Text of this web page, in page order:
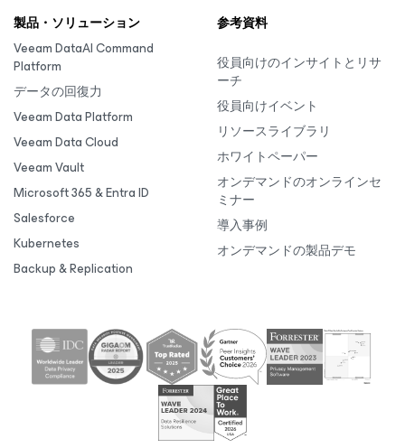
製品・ソリューション
Veeam DataAI Command
Platform
データの回復力
Veeam Data Platform
Veeam Data Cloud
Veeam Vault
Microsoft 365 & Entra ID
Salesforce
Kubernetes
Backup & Replication
参考資料
役員向けのインサイトとリサ
ーチ
役員向けイベント
リソースライブラリ
ホワイトペーパー
オンデマンドのオンラインセ
ミナー
導入事例
オンデマンドの製品デモ